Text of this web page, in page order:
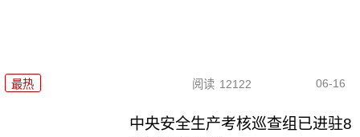
最热 阅读 12122 06-16
中央安全生产考核巡查组已进驻8